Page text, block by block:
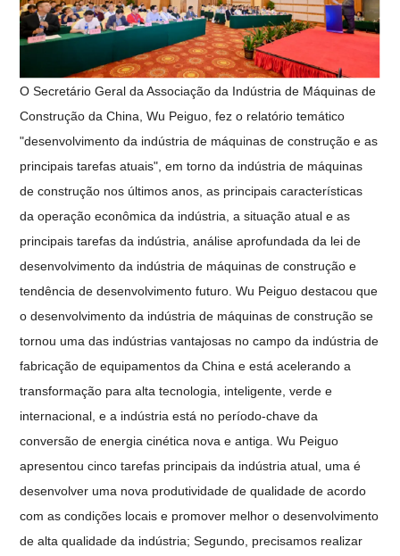
O Secretário Geral da Associação da Indústria de Máquinas de
Construção da China, Wu Peiguo, fez o relatório temático
"desenvolvimento da indústria de máquinas de construção e as
principais tarefas atuais", em torno da indústria de máquinas
de construção nos últimos anos, as principais características
da operação econômica da indústria, a situação atual e as
principais tarefas da indústria, análise aprofundada da lei de
desenvolvimento da indústria de máquinas de construção e
tendência de desenvolvimento futuro. Wu Peiguo destacou que
o desenvolvimento da indústria de máquinas de construção se
tornou uma das indústrias vantajosas no campo da indústria de
fabricação de equipamentos da China e está acelerando a
transformação para alta tecnologia, inteligente, verde e
internacional, e a indústria está no período-chave da
conversão de energia cinética nova e antiga. Wu Peiguo
apresentou cinco tarefas principais da indústria atual, uma é
desenvolver uma nova produtividade de qualidade de acordo
com as condições locais e promover melhor o desenvolvimento
de alta qualidade da indústria; Segundo, precisamos realizar